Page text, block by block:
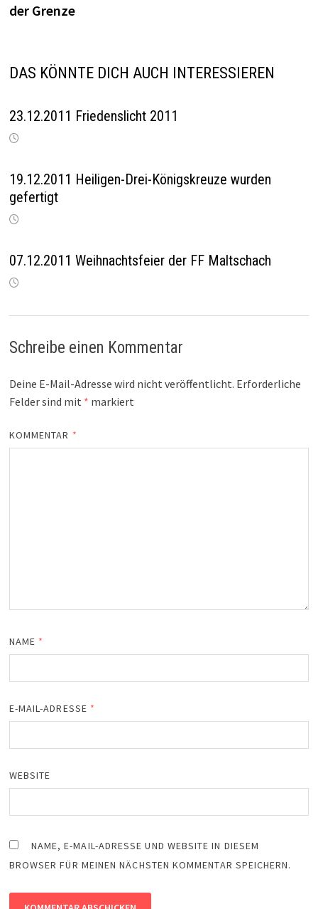
der Grenze
DAS KÖNNTE DICH AUCH INTERESSIEREN
23.12.2011 Friedenslicht 2011
19.12.2011 Heiligen-Drei-Königskreuze wurden
gefertigt
07.12.2011 Weihnachtsfeier der FF Maltschach
Schreibe einen Kommentar
Deine E-Mail-Adresse wird nicht veröffentlicht. Erforderliche
Felder sind mit * markiert
KOMMENTAR *
NAME *
E-MAIL-ADRESSE *
WEBSITE
NAME, E-MAIL-ADRESSE UND WEBSITE IN DIESEM
BROWSER FÜR MEINEN NÄCHSTEN KOMMENTAR SPEICHERN.